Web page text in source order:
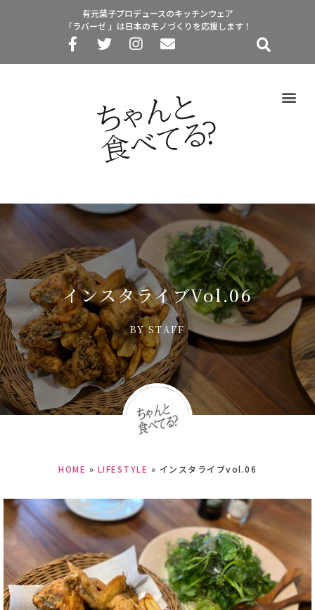
有元葉子プロデュースのキッチンウェア
「ラバーゼ 」は日本のモノづくりを応援します！
インスタライブvol.06
BYSTAFF
HOME » LIFESTYLE » インスタライブvol.06